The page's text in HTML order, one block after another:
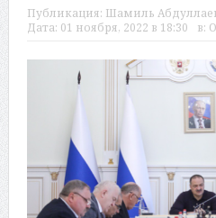
Публикация: Шамиль
Дата: 01 ноября, 2022 в 18:30 в: